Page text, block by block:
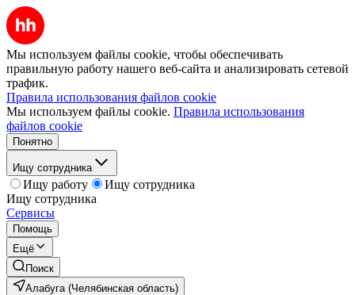
Мы используем файлы cookie, чтобы обеспечивать
правильную работу нашего веб-сайта и анализировать сетевой
трафик.
Правила использования файлов cookie
Мы используем файлы cookie. Правила использования
файлов cookie
Понятно
Ищу сотрудника
Ищу работу
Ищу сотрудника
Ищу сотрудника
Сервисы
Помощь
Ещё
Поиск
Алабуга (Челябинская область)